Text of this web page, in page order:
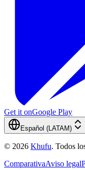
Get it onGoogle Play
Español (LATAM)
© 2026 Khufu. Todos
ComparativaAviso legal